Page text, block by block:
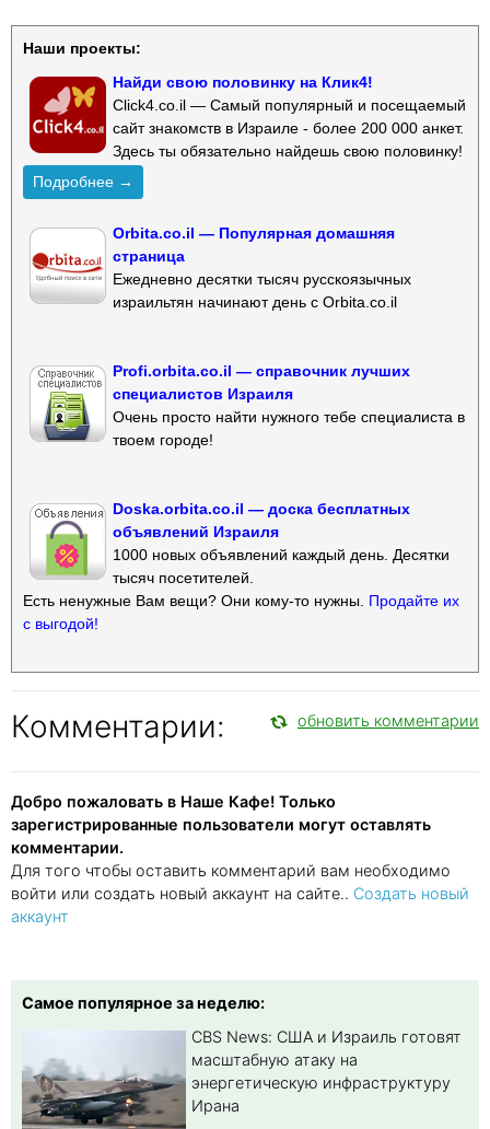
Наши проекты:
Найди свою половинку на Клик4!
Click4.co.il — Самый популярный и посещаемый
сайт знакомств в Израиле - более 200 000 анкет.
Здесь ты обязательно найдешь свою половинку!
Подробнее →
Orbita.co.il — Популярная домашняя
страница
Ежедневно десятки тысяч русскоязычных
израильтян начинают день с Orbita.co.il
Profi.orbita.co.il — справочник лучших
специалистов Израиля
Очень просто найти нужного тебе специалиста в
твоем городе!
Doska.orbita.co.il — доска бесплатных
объявлений Израиля
1000 новых объявлений каждый день. Десятки
тысяч посетителей.
Есть ненужные Вам вещи? Они кому-то нужны. Продайте их
с выгодой!
Комментарии: обновить комментарии
Добро пожаловать в Наше Кафе! Только
зарегистрированные пользователи могут оставлять
комментарии.
Для того чтобы оставить комментарий вам необходимо
войти или создать новый аккаунт на сайте.. Создать новый
аккаунт
Самое популярное за неделю:
CBS News: США и Израиль готовят
масштабную атаку на
энергетическую инфраструктуру
Ирана